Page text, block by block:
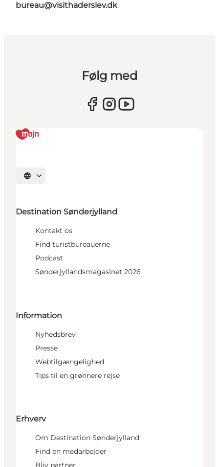
bureau@visithaderslev.dk
Følg med
Vælg sprog
Destination Sønderjylland
Kontakt os
Find turistbureauerne
Podcast
Sønderjyllandsmagasinet 2026
Information
Nyhedsbrev
Presse
Webtilgængelighed
Tips til en grønnere rejse
Erhverv
Om Destination Sønderjylland
Find en medarbejder
Bliv partner